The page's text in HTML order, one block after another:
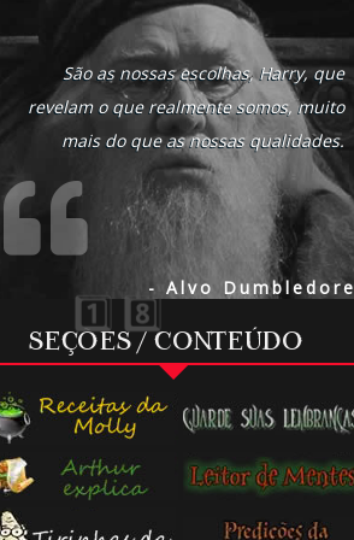
São as nossas escolhas, Harry, que
revelam o que realmente somos, muito
mais do que as nossas qualidades.
- Alvo Dumbledore
SEÇÕES / CONTEÚDO